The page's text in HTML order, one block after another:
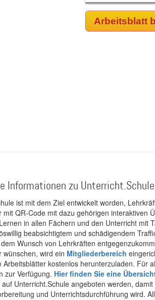
Arbeitsblatt
Informationen zu Unterricht.Schule
ist mit dem Ziel entwickelt worden,
mit QR-Code mit dazu gehörigen interaktiven
in allen Fächern und den Unterricht mit
beabsichtigtem und schädigendem
Wunsch von Lehrkräften
wünschen, wird ein Mitgliederbereich
Arbeitsblätter kostenlos herunterzuladen. Für
zur Verfügung. Hier finden Sie eine
Unterricht.Schule angeboten werden,
und Unterrichtsdurchführung wird.